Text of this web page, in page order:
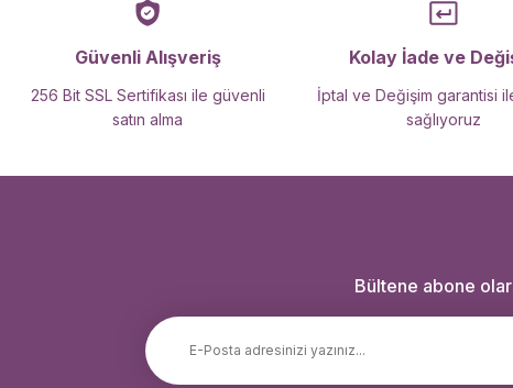
Güvenli Alışveriş
256 Bit SSL Sertifikası ile güvenli
satın alma
Kolay İade ve
İptal ve Değişim garantisi
sağlıyoruz
Bültene abone